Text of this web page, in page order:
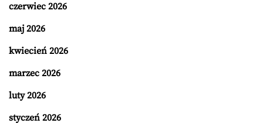
czerwiec 2026
maj 2026
kwiecień 2026
marzec 2026
luty 2026
styczeń 2026